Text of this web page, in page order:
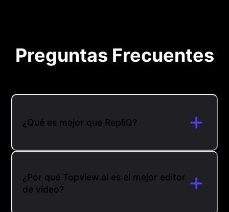
Preguntas Frecuentes
¿Qué es mejor que RepliQ?
¿Por qué Topview.ai es el mejor editor
de vídeo?